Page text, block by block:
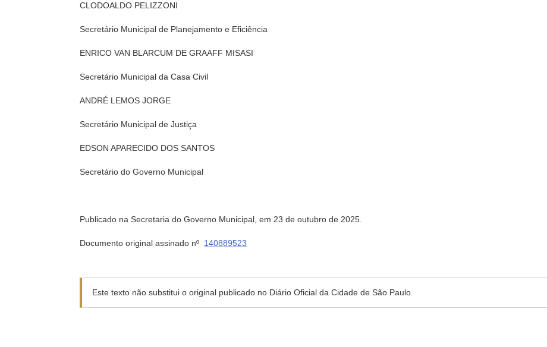
CLODOALDO PELIZZONI
Secretário Municipal de Planejamento e Eficiência
ENRICO VAN BLARCUM DE GRAAFF MISASI
Secretário Municipal da Casa Civil
ANDRÉ LEMOS JORGE
Secretário Municipal de Justiça
EDSON APARECIDO DOS SANTOS
Secretário do Governo Municipal
Publicado na Secretaria do Governo Municipal, em 23 de outubro de 2025.
Documento original assinado nº 140889523
Este texto não substitui o original publicado no Diário Oficial da Cidade de São Paulo